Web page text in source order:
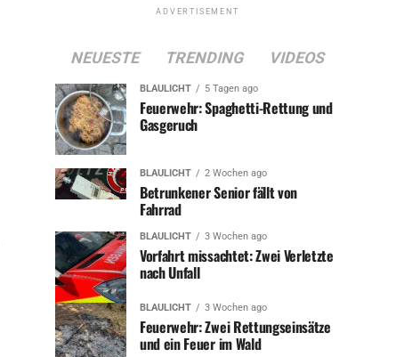
ADVERTISEMENT
NEUESTE TRENDING VIDEOS
BLAULICHT 5 Tagen ago
Feuerwehr: Spaghetti-Rettung und
Gasgeruch
BLAULICHT 2 Wochen ago
Betrunkener Senior fällt von
Fahrrad
BLAULICHT 3 Wochen ago
Vorfahrt missachtet: Zwei Verletzte
nach Unfall
BLAULICHT 3 Wochen ago
Feuerwehr: Zwei Rettungseinsätze
und ein Feuer im Wald